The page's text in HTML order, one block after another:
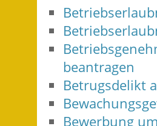
beantragen
Betrugsdelikt
Bewerbung